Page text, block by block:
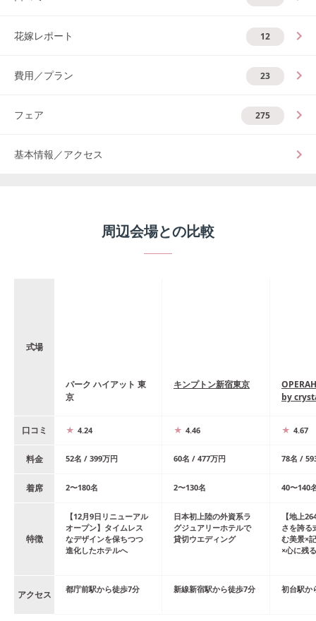
花嫁レポート 12
費用／プラン 23
フェア 275
基本情報／アクセス
周辺会場との比較
式場
パーク ハイアット 東
京
キンプトン新宿東京
by
口コミ 4.24 4.46 4.67
料金 52名 / 399万円 60名 / 477万円 78名 /
着席 2〜180名 2〜130名 40〜140
特徴
【12月9日リニューアル
オープン】タイムレス
なデザインを保ちつつ
進化したホテルへ
日本初上陸の外資系ラ
グジュアリーホテルで
貸切ウエディング
【地上
さを誇る
む美景×
×心に残
アクセス 都庁前駅から徒歩7分 新線新宿駅から徒歩7分 初台駅か